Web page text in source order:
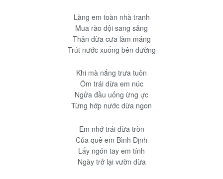
Làng em toàn nhà tranh
Mua rào dội sang sảng
Thân dừa cưa làm máng
Trút nước xuống bên đường
Khi mà nắng trưa tuôn
Ôm trái dừa em núc
Ngửa đầu uống ừng ực
Từng hớp nước dừa ngon
Em nhớ trái dừa tròn
Của quê em Bình Định
Lấy ngón tay em tính
Ngày trở lại vườn dừa